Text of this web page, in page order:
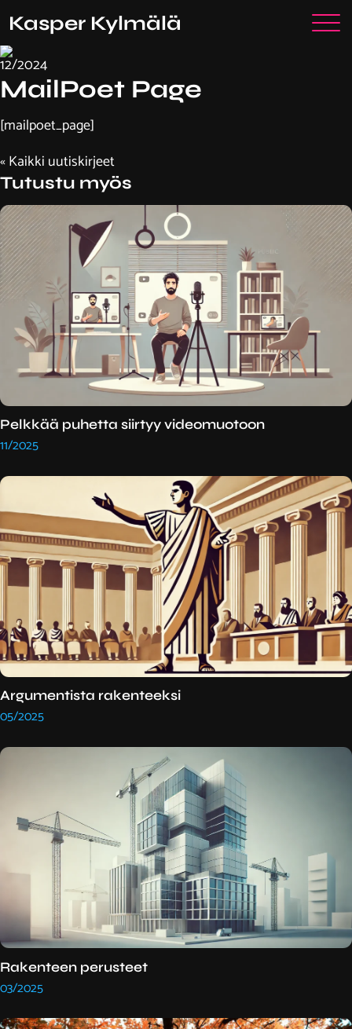
sisältöön
Kasper Kylmälä
Ota yhteyttä
12/2024
MailPoet Page
[mailpoet_page]
« Kaikki uutiskirjeet
Tutustu myös
Pelkkää puhetta siirtyy videomuotoon
11/2025
Argumentista rakenteeksi
05/2025
Rakenteen perusteet
03/2025